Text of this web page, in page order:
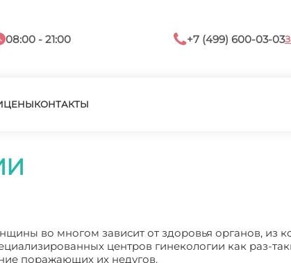
08:00 - 21:00 +7 (499) 600-03-03
ЦЕНЫКОНТАКТЫ
во многом зависит от здоровья органов, из
центров гинекологии как раз-
поражающих их недугов.